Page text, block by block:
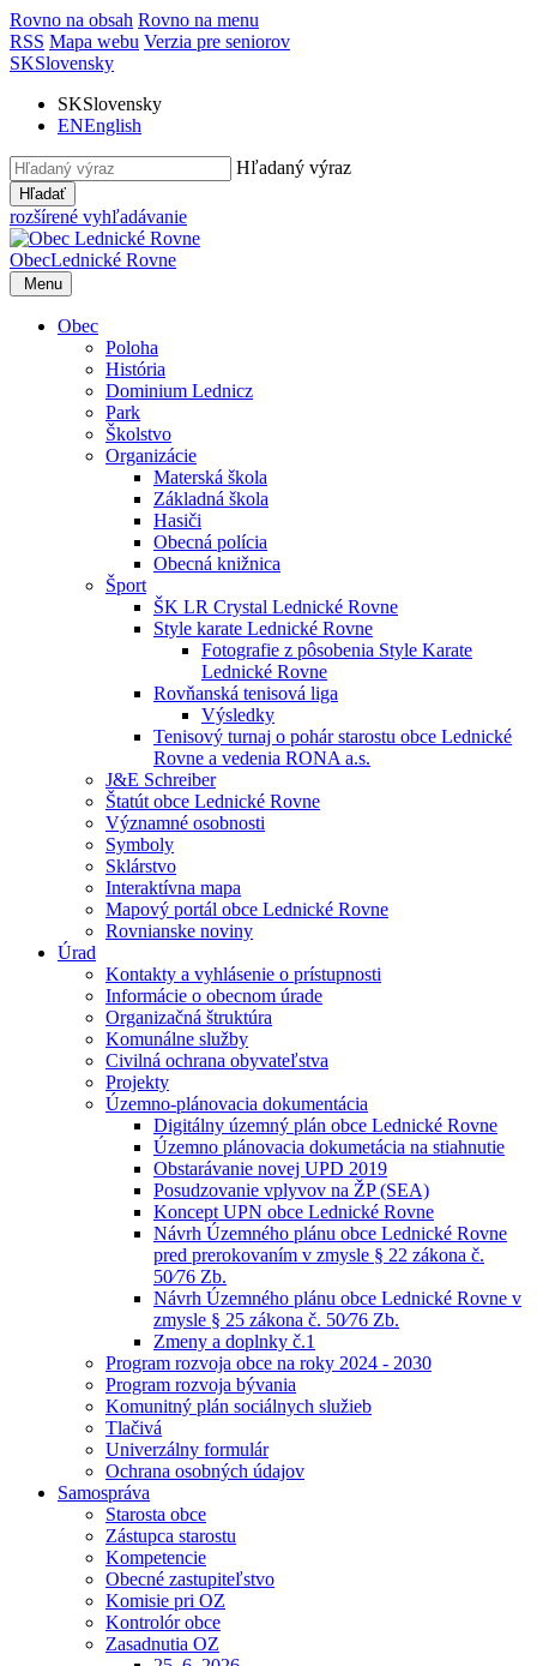
Rovno na obsah Rovno na menu
RSS Mapa webu Verzia pre seniorov
SKSlovensky
SKSlovensky
ENEnglish
Hľadaný výraz
Hľadať
rozšírené vyhľadávanie
ObecLednické Rovne
Menu
Obec
Poloha
História
Dominium Lednicz
Park
Školstvo
Organizácie
Materská škola
Základná škola
Hasiči
Obecná polícia
Obecná knižnica
Šport
ŠK LR Crystal Lednické Rovne
Style karate Lednické Rovne
Fotografie z pôsobenia Style Karate
Lednické Rovne
Rovňanská tenisová liga
Výsledky
Tenisový turnaj o pohár starostu obce Lednické
Rovne a vedenia RONA a.s.
J&E Schreiber
Štatút obce Lednické Rovne
Významné osobnosti
Symboly
Sklárstvo
Interaktívna mapa
Mapový portál obce Lednické Rovne
Rovnianske noviny
Úrad
Kontakty a vyhlásenie o prístupnosti
Informácie o obecnom úrade
Organizačná štruktúra
Komunálne služby
Civilná ochrana obyvateľstva
Projekty
Územno-plánovacia dokumentácia
Digitálny územný plán obce Lednické Rovne
Územno plánovacia dokumetácia na stiahnutie
Obstarávanie novej UPD 2019
Posudzovanie vplyvov na ŽP (SEA)
Koncept UPN obce Lednické Rovne
Návrh Územného plánu obce Lednické Rovne
pred prerokovaním v zmysle § 22 zákona č.
50⁄76 Zb.
Návrh Územného plánu obce Lednické Rovne v
zmysle § 25 zákona č. 50⁄76 Zb.
Zmeny a doplnky č.1
Program rozvoja obce na roky 2024 - 2030
Program rozvoja bývania
Komunitný plán sociálnych služieb
Tlačivá
Univerzálny formulár
Ochrana osobných údajov
Samospráva
Starosta obce
Zástupca starostu
Kompetencie
Obecné zastupiteľstvo
Komisie pri OZ
Kontrolór obce
Zasadnutia OZ